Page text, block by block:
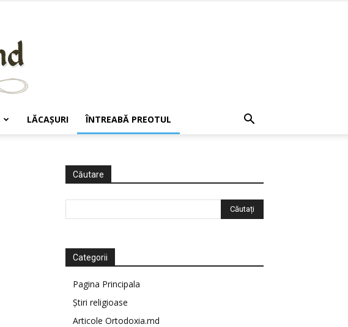
LĂCAŞURI ÎNTREABĂ PREOTUL
Căutare
Categorii
Pagina Principala
Știri religioase
Articole Ortodoxia.md